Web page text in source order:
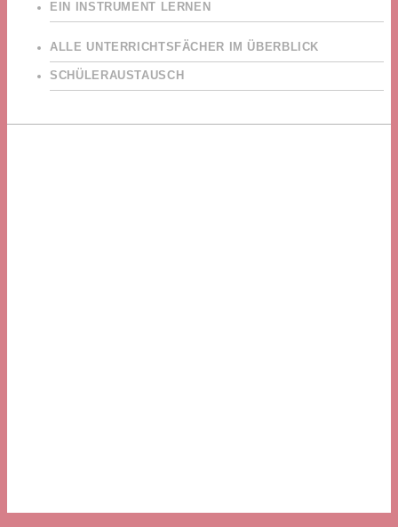
EIN INSTRUMENT LERNEN
ALLE UNTERRICHTSFÄCHER IM ÜBERBLICK
SCHÜLERAUSTAUSCH